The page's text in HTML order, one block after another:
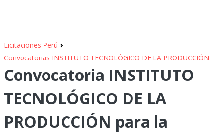
Licitaciones Perú ›
Convocatorias INSTITUTO TECNOLÓGICO DE LA PRODUCCIÓN
Convocatoria INSTITUTO
TECNOLÓGICO DE LA
PRODUCCIÓN para la